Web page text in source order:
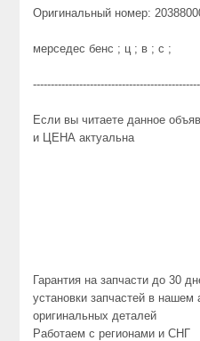
Оригинальный номер:
мерседес бенс ; ц ; в ; с ;
Если вы читаете данное
и ЦЕНА актуальна
Гарантия на запчасти до 30
установки запчастей в
оригинальных деталей
Работаем с регионами и СНГ